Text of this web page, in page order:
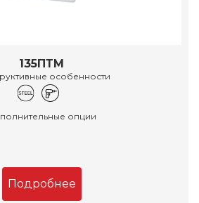
135ПТМ
особенности
опции
Подробнее